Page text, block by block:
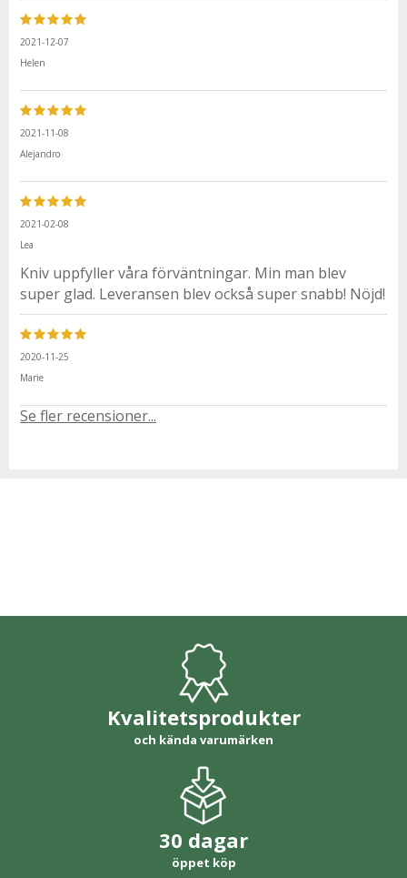
2021-12-07
Helen
2021-11-08
Alejandro
2021-02-08
Lea
Kniv uppfyller våra förväntningar. Min man blev
super glad. Leveransen blev också super snabb! Nöjd!
2020-11-25
Marie
Se fler recensioner...
Kvalitetsprodukter
och kända varumärken
30 dagar
öppet köp